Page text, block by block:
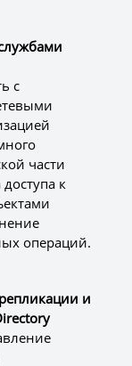
с
части
к
операций.
и